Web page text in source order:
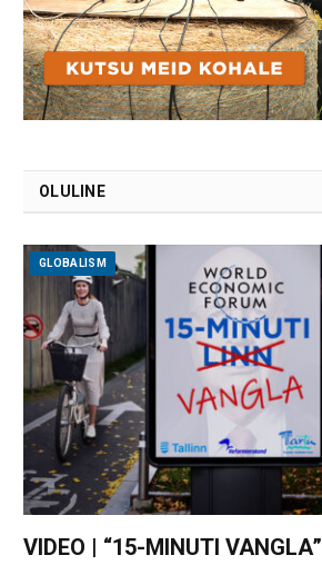
OLULINE
GLOBALISM
VIDEO | “15-MINUTI VANGLA”